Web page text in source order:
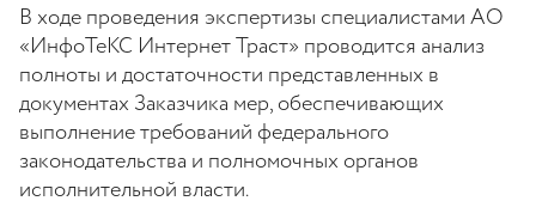
В ходе проведения экспертизы специалистами АО
«ИнфоТеКС Интернет Траст» проводится анализ
полноты и достаточности представленных в
документах Заказчика мер, обеспечивающих
выполнение требований федерального
законодательства и полномочных органов
исполнительной власти.